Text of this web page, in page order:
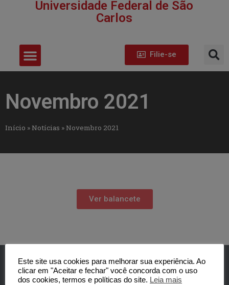
Universidade Federal de São
Carlos​
Filie-se
Novembro 2021
Início »Notícias »Novembro 2021
Ver balancete
Este site usa cookies para melhorar sua experiência. Ao
clicar em "Aceitar e fechar" você concorda com o uso
dos cookies, termos e políticas do site. Leia mais